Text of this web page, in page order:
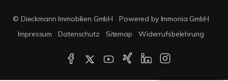
© Dieckmann Immobilien GmbH
Powered by Immonia GmbH
Impressum
Datenschutz Sitemap Widerrufsbelehrung